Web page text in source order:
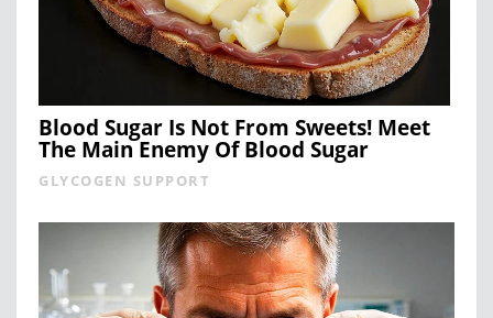
Blood Sugar Is Not From Sweets! Meet
The Main Enemy Of Blood Sugar
GLYCOGEN SUPPORT